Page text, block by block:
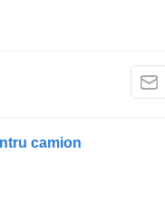
camion